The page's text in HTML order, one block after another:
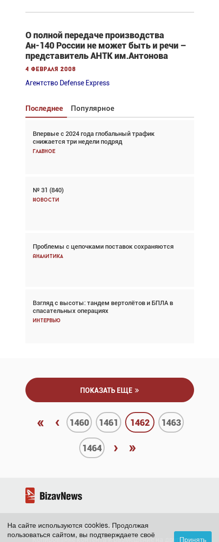
О полной передаче производства
Ан-140 России не может быть и речи –
представитель АНТК им.Антонова
4 февраля 2008
Агентство Defense Express
Последнее Популярное
Впервые с 2024 года глобальный трафик
снижается три недели подряд
Главное
№ 31 (840)
Новости
Проблемы с цепочками поставок сохраняются
Аналитика
Взгляд с высоты: тандем вертолётов и БПЛА в
спасательных операциях
Интервью
Взгляд с высоты: тандем вертолётов и БПЛА в
спасательных операциях
Главное
Авиационный фотограф Дэйв Кох: «Фотография
говорит сама за себя... а ИИ всё портит»
Впервые с 2024 года глобальный трафик
снижается три недели подряд
Частный самолёт – это актив. Подходите к
покупке соответствующим образом
Интервью
ПОКАЗАТЬ ЕЩЕ
« ‹ 1460 1461 1462 1463
1464 › »
2026 ©BizavNews
Копирование контента и размещение на других
На сайте используются cookies. Продолжая
пользоваться сайтом, вы подтверждаете своё
Принять